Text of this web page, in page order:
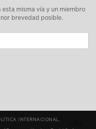
esta misma vía y un miembro
brevedad posible.
INTERNACIONAL.